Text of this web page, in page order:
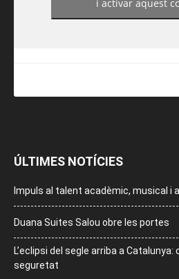
i activar aquest
ÚLTIMES NOTÍCIES
Impuls al talent acadèmic, musical i
Duana Suites Salou obre les portes
L’eclipsi del segle arriba a
seguretat